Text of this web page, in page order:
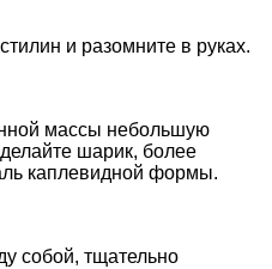
и разомните в руках.
массы небольшую
шарик, более
каплевидной формы.
собой, тщательно